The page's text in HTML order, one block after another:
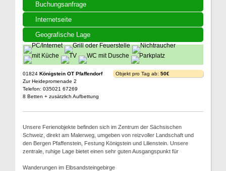
Buchungsanfrage
Internetseite
Geografische Lage
01824 Königstein OT Pfaffendorf
Zur Heidepromenade 2
Telefon: 035021 67269
8 Betten + zusätzlich Aufbettung
Objekt pro Tag ab: 50€
Unsere Ferienobjekte befinden sich im Zentrum der Sächsischen
Schweiz, direkt am Malerweg, umgeben von reizvoller Landschaft und
den Bergen Pfaffenstein, Festung Königstein und Lilienstein. Unsere
zentrale, ruhige Lage bietet einen sehr guten Ausgangspunkt für
Wanderungen im Elbsandsteingebirge